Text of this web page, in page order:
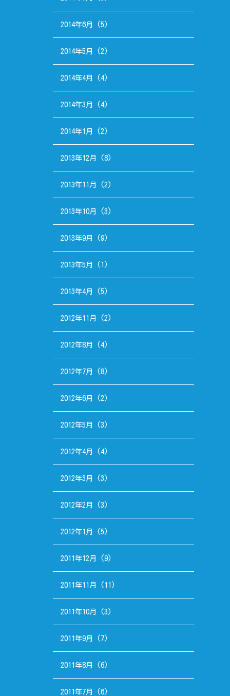
2014年6月 (5)
2014年5月 (2)
2014年4月 (4)
2014年3月 (4)
2014年1月 (2)
2013年12月 (8)
2013年11月 (2)
2013年10月 (3)
2013年9月 (9)
2013年5月 (1)
2013年4月 (5)
2012年11月 (2)
2012年8月 (4)
2012年7月 (8)
2012年6月 (2)
2012年5月 (3)
2012年4月 (4)
2012年3月 (3)
2012年2月 (3)
2012年1月 (5)
2011年12月 (9)
2011年11月 (11)
2011年10月 (3)
2011年9月 (7)
2011年8月 (6)
2011年7月 (6)